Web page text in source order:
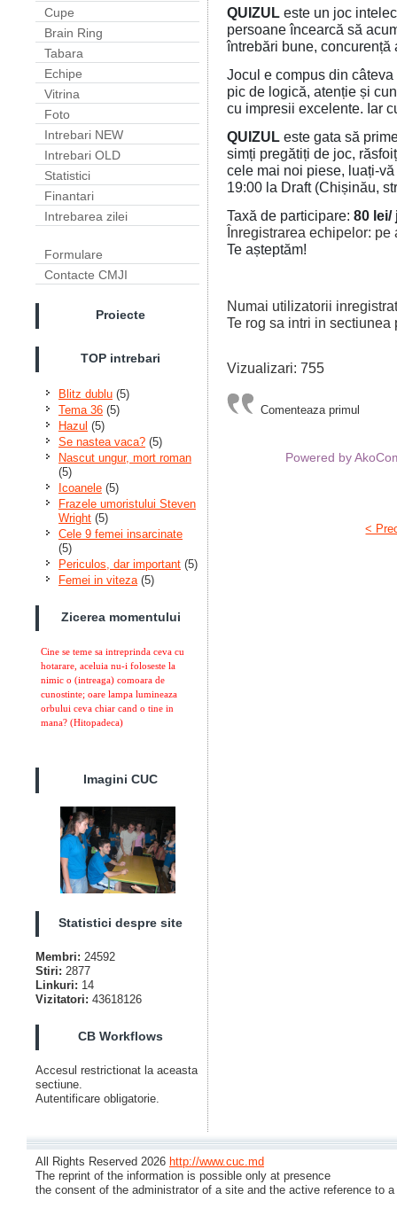
Cupe
Brain Ring
Tabara
Echipe
Vitrina
Foto
Intrebari NEW
Intrebari OLD
Statistici
Finantari
Intrebarea zilei
Formulare
Contacte CMJI
Proiecte
TOP intrebari
Blitz dublu (5)
Tema 36 (5)
Hazul (5)
Se nastea vaca? (5)
Nascut ungur, mort roman
(5)
Icoanele (5)
Frazele umoristului Steven
Wright (5)
Cele 9 femei insarcinate
(5)
Periculos, dar important (5)
Femei in viteza(5)
Zicerea momentului
Cine se teme sa intreprinda ceva cu
hotarare, aceluia nu-i foloseste la
nimic o (intreaga) comoara de
cunostinte; oare lampa lumineaza
orbului ceva chiar cand o tine in
mana? (Hitopadeca)
Imagini CUC
Statistici despre site
Membri: 24592
Stiri: 2877
Linkuri: 14
Vizitatori: 43618126
CB Workflows
Accesul restrictionat la aceasta
sectiune.
Autentificare obligatorie.
QUIZUL este un joc
persoane încearcă să
întrebări bune,
Jocul e compus din
pic de logică, atenție și
cu impresii excelente. Iar
QUIZUL este gata să
simți pregătiți de joc,
cele mai noi piese, luați-
19:00 la Draft (Chișinău,
Taxă de participare: 80 lei/
Înregistrarea echipelor: pe
Te așteptăm!
Numai utilizatorii
Te rog sa intri in sectiunea
Vizualizari: 755
Comenteaza primul
Powered by
<
All Rights Reserved 2026 http://www.cuc.md
The reprint of the information is possible only at presence
the consent of the administrator of a site and the active reference to